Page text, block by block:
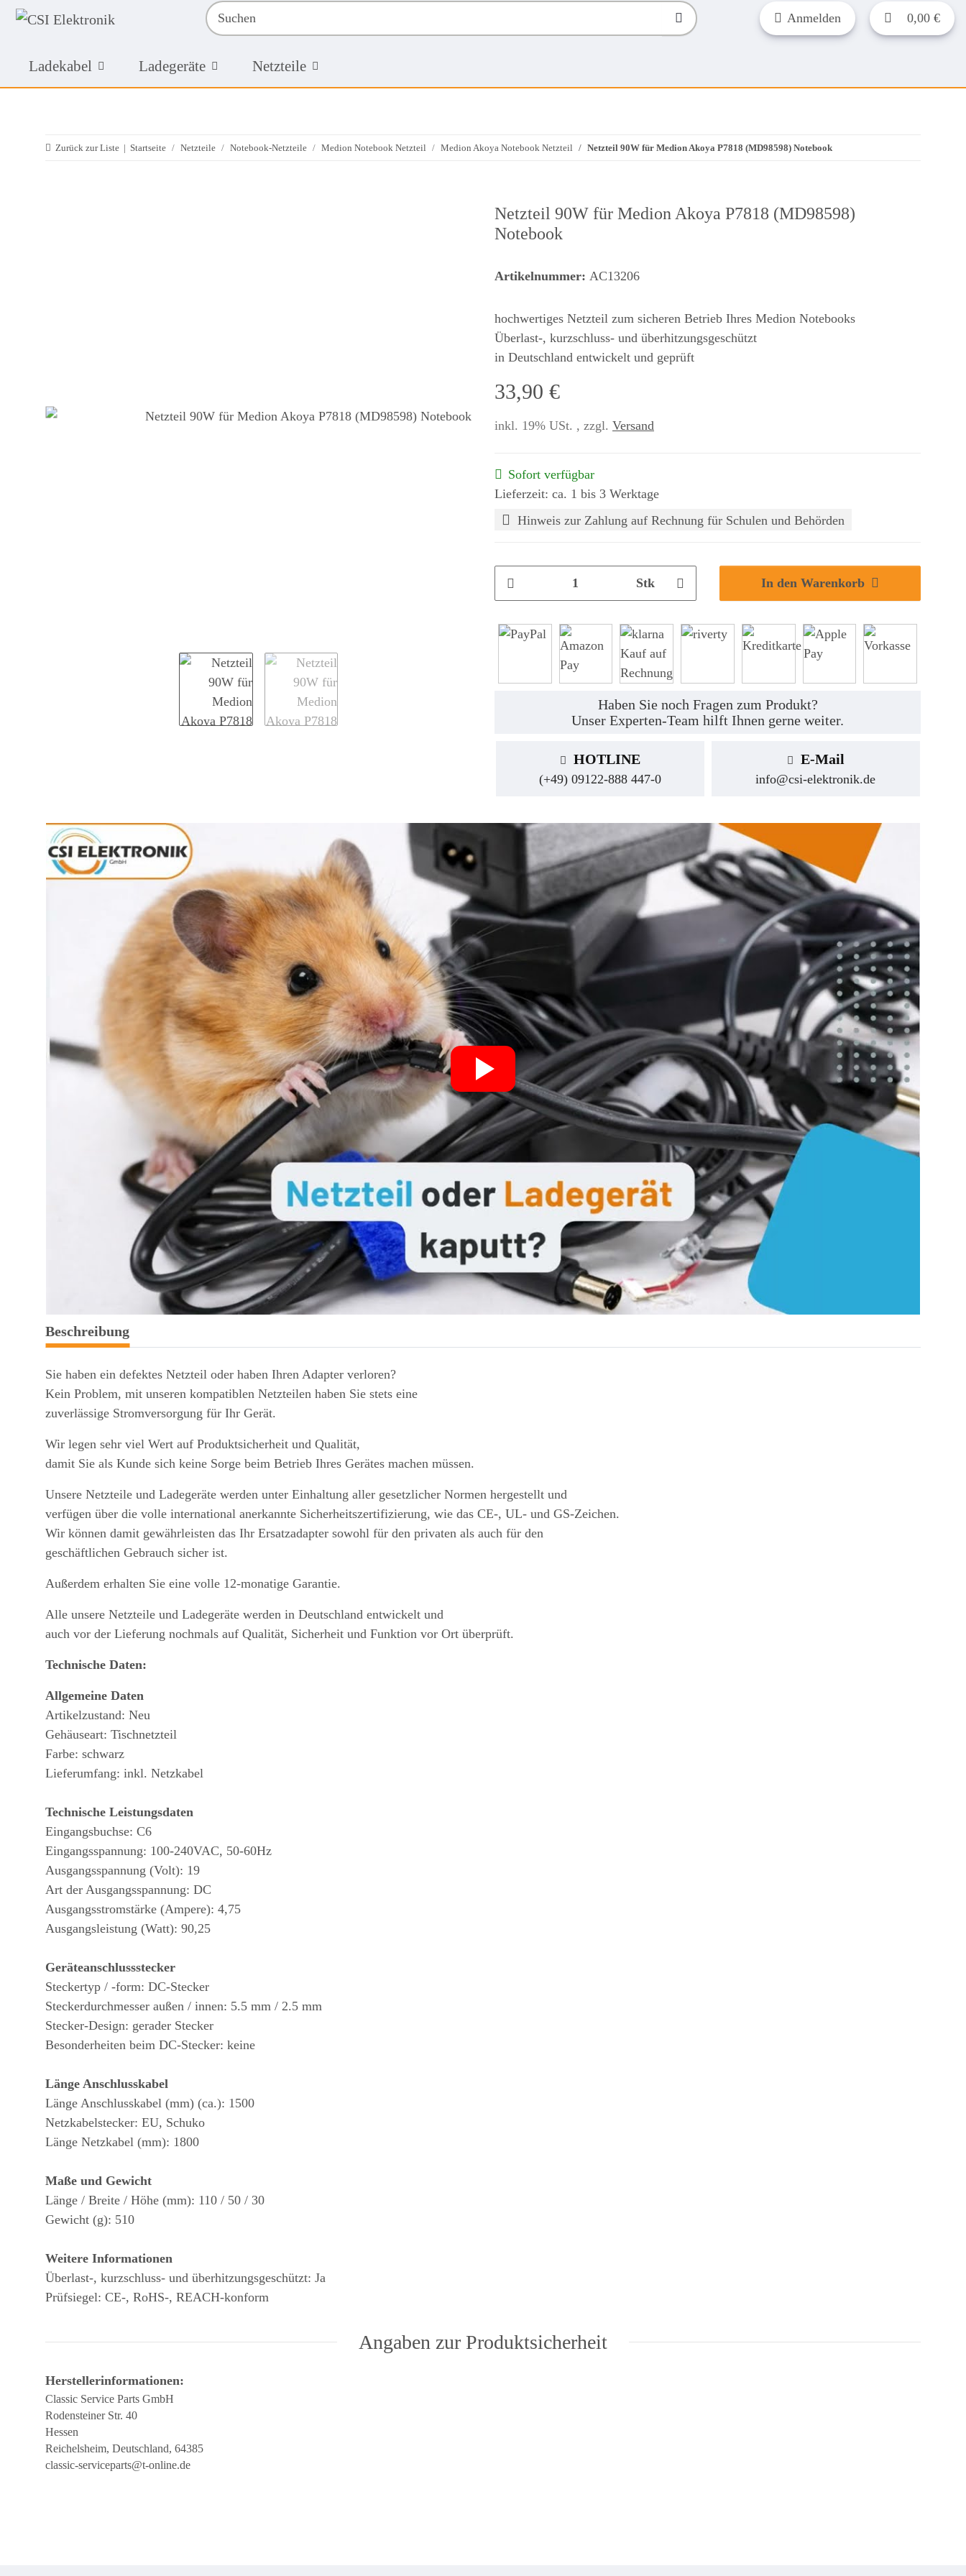
Anmelden 0,00 €
Ladekabel Ladegeräte Netzteile
Zurück zur Liste Startseite Netzteile Notebook-Netzteile Medion Notebook Netzteil Medion Akoya Notebook Netzteil Netzteil 90W für Medion Akoya P7818 (MD98598) Notebook
Netzteil 90W für Medion Akoya P7818 (MD98598)
Notebook
Artikelnummer: AC13206
hochwertiges Netzteil zum sicheren Betrieb Ihres Medion Notebooks
Überlast-, kurzschluss- und überhitzungsgeschützt
in Deutschland entwickelt und geprüft
33,90 €
inkl. 19% USt. , zzgl. Versand
Sofort verfügbar
Lieferzeit: ca. 1 bis 3 Werktage
Hinweis zur Zahlung auf Rechnung für Schulen und Behörden
Stk In den Warenkorb
Haben Sie noch Fragen zum Produkt?
Unser Experten-Team hilft Ihnen gerne weiter.
HOTLINE
(+49) 09122-888 447-0
E-Mail
info@csi-elektronik.de
weitere Registerkarten anzeigen
Beschreibung
Sie haben ein defektes Netzteil oder haben Ihren Adapter verloren?
Kein Problem, mit unseren kompatiblen Netzteilen haben Sie stets eine
zuverlässige Stromversorgung für Ihr Gerät.
Wir legen sehr viel Wert auf Produktsicherheit und Qualität,
damit Sie als Kunde sich keine Sorge beim Betrieb Ihres Gerätes machen müssen.
Unsere Netzteile und Ladegeräte werden unter Einhaltung aller gesetzlicher Normen hergestellt und
verfügen über die volle international anerkannte Sicherheitszertifizierung, wie das CE-, UL- und GS-Zeichen.
Wir können damit gewährleisten das Ihr Ersatzadapter sowohl für den privaten als auch für den
geschäftlichen Gebrauch sicher ist.
Außerdem erhalten Sie eine volle 12-monatige Garantie.
Alle unsere Netzteile und Ladegeräte werden in Deutschland entwickelt und
auch vor der Lieferung nochmals auf Qualität, Sicherheit und Funktion vor Ort überprüft.
Technische Daten:
Allgemeine Daten
Artikelzustand: Neu
Gehäuseart: Tischnetzteil
Farbe: schwarz
Lieferumfang: inkl. Netzkabel
Technische Leistungsdaten
Eingangsbuchse: C6
Eingangsspannung: 100-240VAC, 50-60Hz
Ausgangsspannung (Volt): 19
Art der Ausgangsspannung: DC
Ausgangsstromstärke (Ampere): 4,75
Ausgangsleistung (Watt): 90,25
Geräteanschlussstecker
Steckertyp / -form: DC-Stecker
Steckerdurchmesser außen / innen: 5.5 mm / 2.5 mm
Stecker-Design: gerader Stecker
Besonderheiten beim DC-Stecker: keine
Länge Anschlusskabel
Länge Anschlusskabel (mm) (ca.): 1500
Netzkabelstecker: EU, Schuko
Länge Netzkabel (mm): 1800
Maße und Gewicht
Länge / Breite / Höhe (mm): 110 / 50 / 30
Gewicht (g): 510
Weitere Informationen
Überlast-, kurzschluss- und überhitzungsgeschützt: Ja
Prüfsiegel: CE-, RoHS-, REACH-konform
Angaben zur Produktsicherheit
Herstellerinformationen:
Classic Service Parts GmbH
Rodensteiner Str. 40
Hessen
Reichelsheim, Deutschland, 64385
classic-serviceparts@t-online.de